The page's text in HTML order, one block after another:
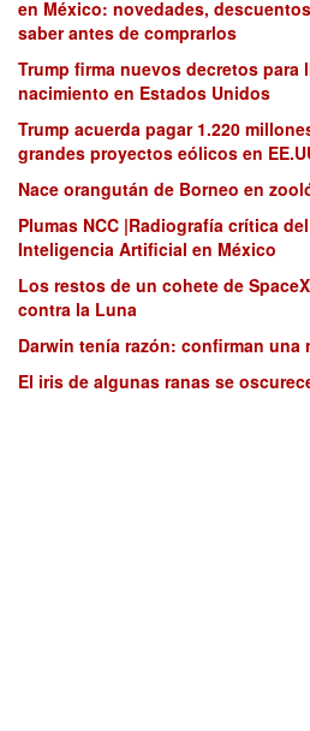
en México: novedades,
saber antes de comprarlos
Trump firma nuevos decretos para
nacimiento en Estados Unidos
Trump acuerda pagar 1.220
grandes proyectos eólicos en
Nace orangután de Borneo en
Plumas NCC |Radiografía crítica
Inteligencia Artificial en México
Los restos de un cohete de
contra la Luna
Darwin tenía razón: confirman una
El iris de algunas ranas se